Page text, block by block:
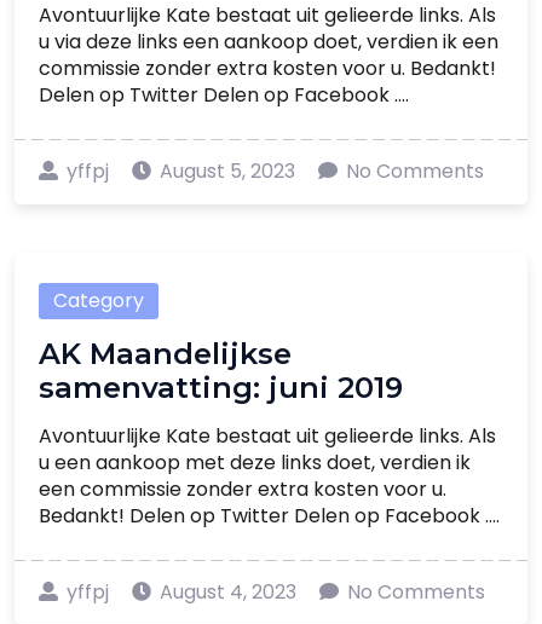
Avontuurlijke Kate bestaat uit gelieerde links. Als
u via deze links een aankoop doet, verdien ik een
commissie zonder extra kosten voor u. Bedankt!
Delen op Twitter Delen op Facebook ....
yffpj August 5, 2023 No Comments
Category
AK Maandelijkse
samenvatting: juni 2019
Avontuurlijke Kate bestaat uit gelieerde links. Als
u een aankoop met deze links doet, verdien ik
een commissie zonder extra kosten voor u.
Bedankt! Delen op Twitter Delen op Facebook ....
yffpj August 4, 2023 No Comments